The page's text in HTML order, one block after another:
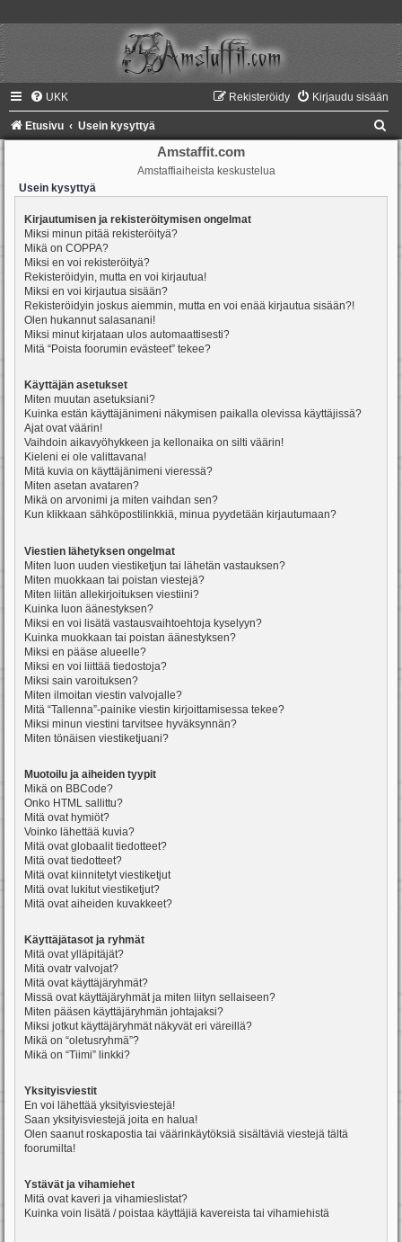
UKK Kirjaudu sisään
Rekisteröidy
Etusivu Usein kysyttyä
Amstaffit.com
Amstaffiaiheista keskustelua
Usein kysyttyä
Kirjautumisen ja rekisteröitymisen ongelmat
Miksi minun pitää rekisteröityä?
Mikä on COPPA?
Miksi en voi rekisteröityä?
Rekisteröidyin, mutta en voi kirjautua!
Miksi en voi kirjautua sisään?
Rekisteröidyin joskus aiemmin, mutta en voi enää kirjautua sisään?!
Olen hukannut salasanani!
Miksi minut kirjataan ulos automaattisesti?
Mitä “Poista foorumin evästeet” tekee?
Käyttäjän asetukset
Miten muutan asetuksiani?
Kuinka estän käyttäjänimeni näkymisen paikalla olevissa käyttäjissä?
Ajat ovat väärin!
Vaihdoin aikavyöhykkeen ja kellonaika on silti väärin!
Kieleni ei ole valittavana!
Mitä kuvia on käyttäjänimeni vieressä?
Miten asetan avataren?
Mikä on arvonimi ja miten vaihdan sen?
Kun klikkaan sähköpostilinkkiä, minua pyydetään kirjautumaan?
Viestien lähetyksen ongelmat
Miten luon uuden viestiketjun tai lähetän vastauksen?
Miten muokkaan tai poistan viestejä?
Miten liitän allekirjoituksen viestiini?
Kuinka luon äänestyksen?
Miksi en voi lisätä vastausvaihtoehtoja kyselyyn?
Kuinka muokkaan tai poistan äänestyksen?
Miksi en pääse alueelle?
Miksi en voi liittää tiedostoja?
Miksi sain varoituksen?
Miten ilmoitan viestin valvojalle?
Mitä “Tallenna”-painike viestin kirjoittamisessa tekee?
Miksi minun viestini tarvitsee hyväksynnän?
Miten tönäisen viestiketjuani?
Muotoilu ja aiheiden tyypit
Mikä on BBCode?
Onko HTML sallittu?
Mitä ovat hymiöt?
Voinko lähettää kuvia?
Mitä ovat globaalit tiedotteet?
Mitä ovat tiedotteet?
Mitä ovat kiinnitetyt viestiketjut
Mitä ovat lukitut viestiketjut?
Mitä ovat aiheiden kuvakkeet?
Käyttäjätasot ja ryhmät
Mitä ovat ylläpitäjät?
Mitä ovatr valvojat?
Mitä ovat käyttäjäryhmät?
Missä ovat käyttäjäryhmät ja miten liityn sellaiseen?
Miten pääsen käyttäjäryhmän johtajaksi?
Miksi jotkut käyttäjäryhmät näkyvät eri väreillä?
Mikä on “oletusryhmä”?
Mikä on “Tiimi” linkki?
Yksityisviestit
En voi lähettää yksityisviestejä!
Saan yksityisviestejä joita en halua!
Olen saanut roskapostia tai väärinkäytöksiä sisältäviä viestejä tältä
foorumilta!
Ystävät ja vihamiehet
Mitä ovat kaveri ja vihamieslistat?
Kuinka voin lisätä / poistaa käyttäjiä kavereista tai vihamiehistä